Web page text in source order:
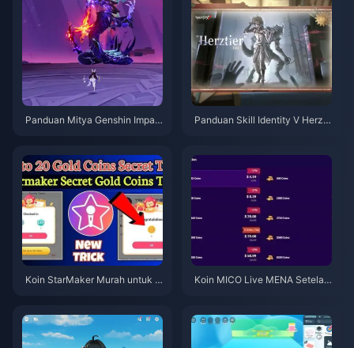
Panduan Mitya Genshin Impac
Panduan Skill Identity V Herzti
Koin StarMaker Murah untuk A
Koin MICO Live MENA Setelah